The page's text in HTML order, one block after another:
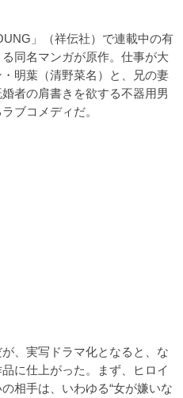
」（祥伝社）で連載中の有
同名マンガが原作。仕事が大
明葉（清野菜名）と、兄の妻
者の肩書きを欲する不器用男
ブコメディだ。
、実写ドラマ化となると、な
に仕上がった。まず、ヒロイ
相手は、いわゆる“女が嫌いな